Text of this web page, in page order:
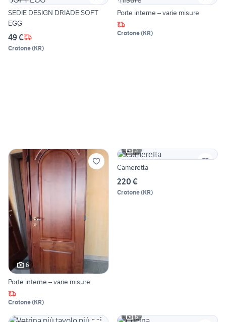
SEDIE DESIGN DRIADE SOFT
EGG
49 €
Crotone(KR)
Porte interne – varie misure
Crotone(KR)
6
Porte interne – varie misure
Crotone(KR)
3
Cameretta
220 €
Crotone(KR)
6